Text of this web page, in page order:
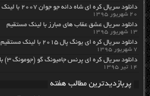
دانلود سریال کره ای شاه دائه جو جوان ۲۰۰۷ با لینک مستقیم
۲۰ شهریور ۱۳۹۵
دانلود سریال عشق عقاب های مبارز با لینک مستقیم
۱۳ شهریور ۱۳۹۵
دانلود سریال کره ای یونگ پال ۲۰۱۵ با لینک مستقیم
۷ شهریور ۱۳۹۵
دانلود سریال کره ای پرنس جامیونگ گو (جومونگ ۳) با لینک مستقیم
۱۴ تیر ۱۳۹۵
پربازدیدترین مطالب هفته